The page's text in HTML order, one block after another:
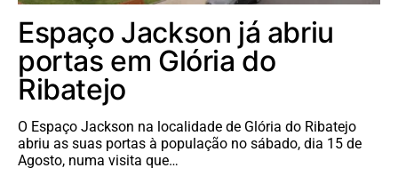
Espaço Jackson já abriu
portas em Glória do
Ribatejo
O Espaço Jackson na localidade de Glória do Ribatejo
abriu as suas portas à população no sábado, dia 15 de
Agosto, numa visita que…